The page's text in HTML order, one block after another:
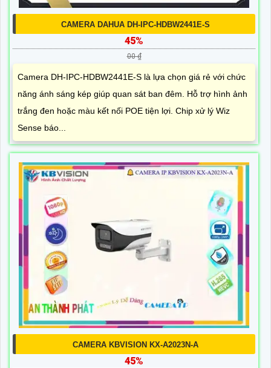
CAMERA DAHUA DH-IPC-HDBW2441E-S
45%
00 ₫
Camera DH-IPC-HDBW2441E-S là lựa chọn giá rẻ với chức
năng ánh sáng kép giúp quan sát ban đêm. Hỗ trợ hình ảnh
trắng đen hoặc màu kết nối POE tiện lợi. Chip xử lý Wiz
Sense báo...
CAMERA KBVISION KX-A2023N-A
45%